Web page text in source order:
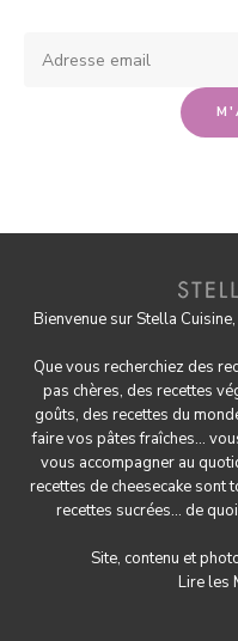
Bienvenue sur Stella
Que vous recherchiez des
pas chères, des recettes
goûts, des recettes du
fairevos pâtes fraîches...
vous accompagner au
recettes de cheesecake sont
recettes sucrées... de
Site, contenu et
Lire les